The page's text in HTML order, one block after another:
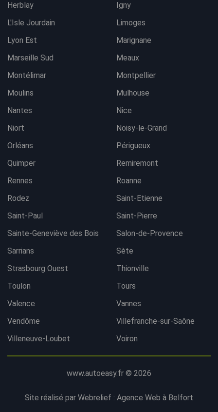
Contacter l'agence
Herblay
Igny
L'Isle Jourdain
Limoges
Lyon Est
Marignane
Marseille Sud
Meaux
Montélimar
Montpellier
Moulins
Mulhouse
Nantes
Nice
Niort
Noisy-le-Grand
Orléans
Périgueux
Quimper
Remiremont
Rennes
Roanne
Rodez
Saint-Etienne
Saint-Paul
Saint-Pierre
Sainte-Geneviève des Bois
Salon-de-Provence
Sarrians
Sète
Strasbourg Ouest
Thionville
Toulon
Tours
Valence
Vannes
Vendôme
Villefranche-sur-Saône
Villeneuve-Loubet
Voiron
www.autoeasy.fr © 2026
Site réalisé par Webrelief : Agence Web à Belfort